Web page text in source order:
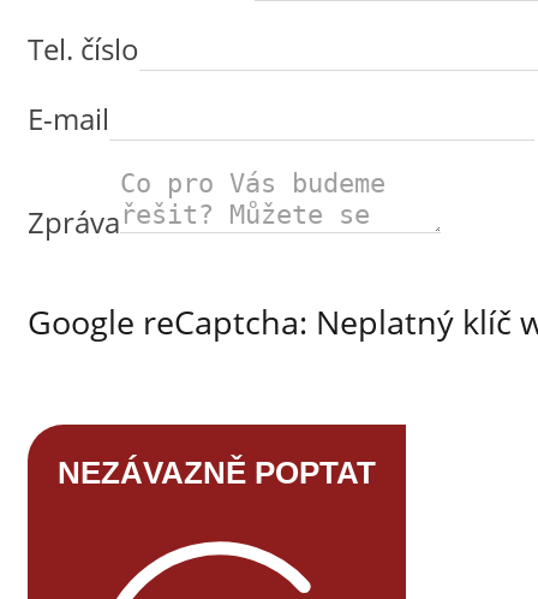
Tel. číslo
E-mail
Zpráva
Google reCaptcha: Neplatný klíč
NEZÁVAZNĚ POPTAT